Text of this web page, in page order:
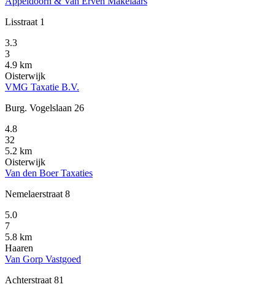
Lisstraat 1
3.3
3
4.9 km
Oisterwijk
VMG Taxatie B.V.
Burg. Vogelslaan 26
4.8
32
5.2 km
Oisterwijk
Van den Boer Taxaties
Nemelaerstraat 8
5.0
7
5.8 km
Haaren
Van Gorp Vastgoed
Achterstraat 81